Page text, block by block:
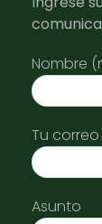
Nombre
Tu
Asunto